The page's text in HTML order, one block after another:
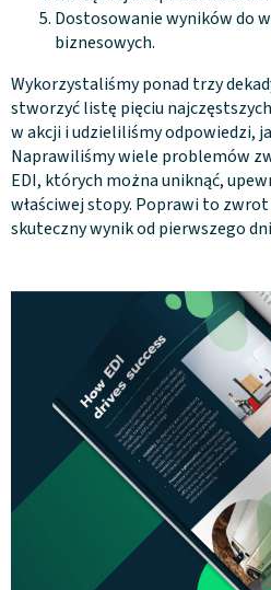
Dostosowanie wyników do
biznesowych.
Wykorzystaliśmy ponad trzy
stworzyć listę pięciu
w akcji i udzieliliśmy odpowiedzi,
Naprawiliśmy wiele problemów
EDI, których można uniknąć,
właściwej stopy. Poprawi to
skuteczny wynik od pierwszego